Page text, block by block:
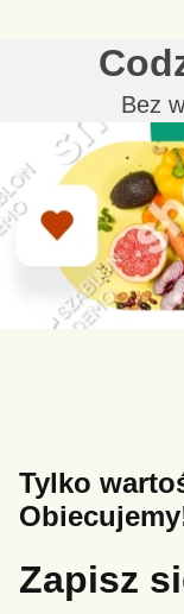
Bez
Tylko
Zapisz